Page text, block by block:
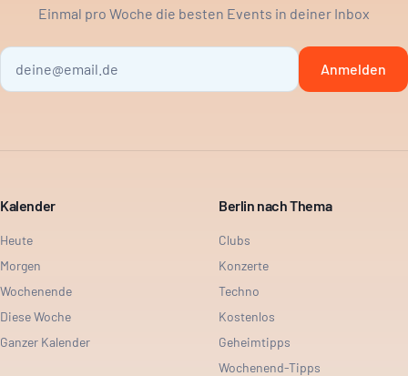
Einmal pro Woche die besten Events in deiner Inbox
Anmelden
Kalender
Heute
Morgen
Wochenende
Diese Woche
Ganzer Kalender
Berlin nach Thema
Clubs
Konzerte
Techno
Kostenlos
Geheimtipps
Wochenend-Tipps